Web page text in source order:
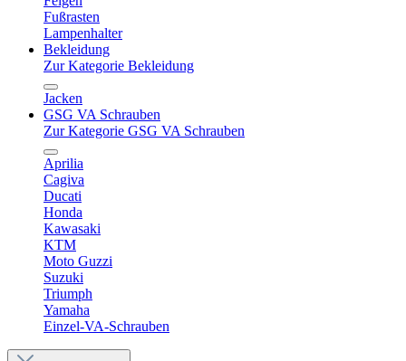
Fußrasten
Lampenhalter
Bekleidung
Zur Kategorie Bekleidung
Jacken
GSG VA Schrauben
Zur Kategorie GSG VA Schrauben
Aprilia
Cagiva
Ducati
Honda
Kawasaki
KTM
Moto Guzzi
Suzuki
Triumph
Yamaha
Einzel-VA-Schrauben